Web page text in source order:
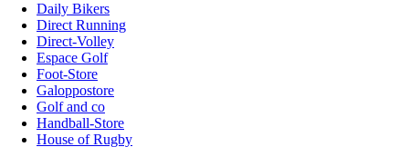
Daily Bikers
Direct Running
Direct-Volley
Espace Golf
Foot-Store
Galoppostore
Golf and co
Handball-Store
House of Rugby